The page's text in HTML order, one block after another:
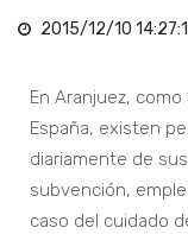
2015/12/10
En Aranjuez,
España, existen
diariamente de
subvención,
caso del cuidado